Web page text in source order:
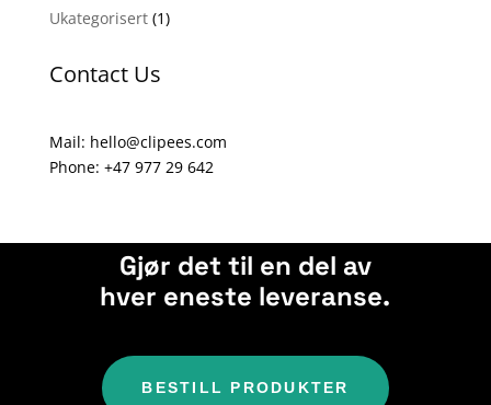
e
Ukategorisert (1)
Contact Us
Mail: hello@clipees.com
Phone: +47 977 29 642
Gjør det til en del av
hver eneste leveranse.
BESTILL PRODUKTER